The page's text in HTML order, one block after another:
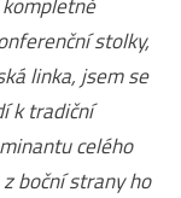
stolky,
linka, jsem se
k tradiční
celého
boční strany ho